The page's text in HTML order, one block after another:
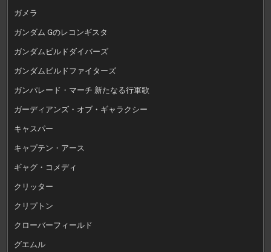
ガメラ
ガンダム Gのレコンギスタ
ガンダムビルドダイバーズ
ガンダムビルドファイターズ
ガンパレード・マーチ 新たなる行軍歌
ガーディアンズ・オブ・ギャラクシー
キャスパー
キャプテン・アース
ギャグ・コメディ
クリッター
クリプトン
クローバーフィールド
グエムル